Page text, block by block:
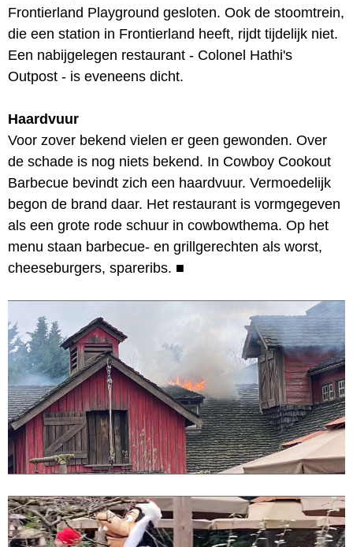
Frontierland Playground gesloten. Ook de stoomtrein,
die een station in Frontierland heeft, rijdt tijdelijk niet.
Een nabijgelegen restaurant - Colonel Hathi's
Outpost - is eveneens dicht.
Haardvuur
Voor zover bekend vielen er geen gewonden. Over
de schade is nog niets bekend. In Cowboy Cookout
Barbecue bevindt zich een haardvuur. Vermoedelijk
begon de brand daar. Het restaurant is vormgegeven
als een grote rode schuur in cowbowthema. Op het
menu staan barbecue- en grillgerechten als worst,
cheeseburgers, spareribs. ■